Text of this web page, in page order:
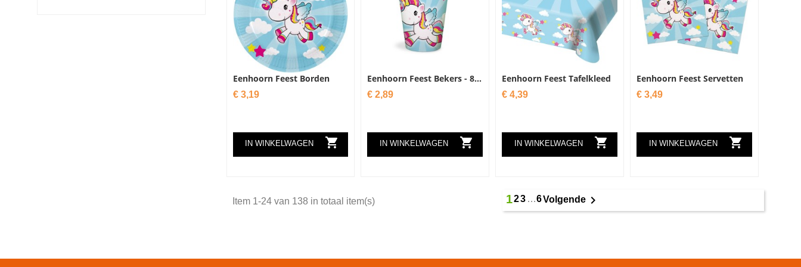
Eenhoorn Feest Borden
Prijs
€ 3,19
IN WINKELWAGEN 
Eenhoorn Feest Bekers - 8...
Prijs
€ 2,89
IN WINKELWAGEN 
Eenhoorn Feest Tafelkleed
Prijs
€ 4,39
IN WINKELWAGEN 
Eenhoorn Feest Servetten
Prijs
€ 3,49
IN WINKELWAGEN 
Item 1-24 van 138 in totaal item(s) 123 …6Volgende 